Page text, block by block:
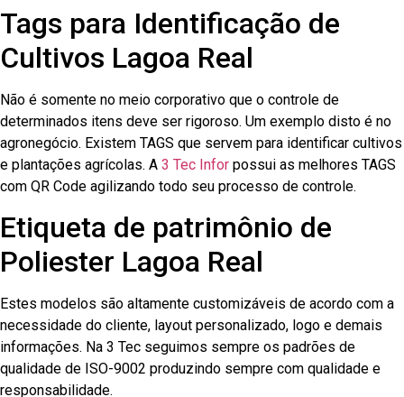
Tags para Identificação de
Cultivos Lagoa Real
Não é somente no meio corporativo que o controle de
determinados itens deve ser rigoroso. Um exemplo disto é no
agronegócio. Existem TAGS que servem para identificar cultivos
e plantações agrícolas. A 3 Tec Infor possui as melhores TAGS
com QR Code agilizando todo seu processo de controle.
Etiqueta de patrimônio de
Poliester Lagoa Real
Estes modelos são altamente customizáveis de acordo com a
necessidade do cliente, layout personalizado, logo e demais
informações. Na 3 Tec seguimos sempre os padrões de
qualidade de ISO-9002 produzindo sempre com qualidade e
responsabilidade.